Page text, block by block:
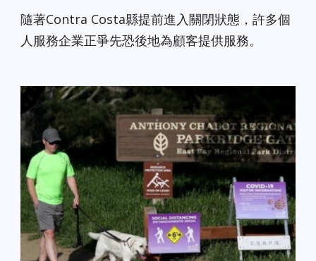
隨著Contra Costa縣提前進入關閉狀態，許多個
人服務企業正爭先恐後地為顧客提供服務。